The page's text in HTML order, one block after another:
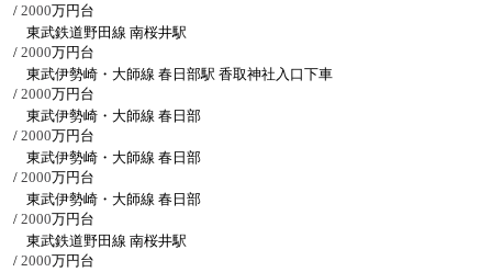
/ 2000万円台
東武鉄道野田線 南桜井駅
/ 2000万円台
東武伊勢崎・大師線 春日部駅 香取神社入口下車
/ 2000万円台
東武伊勢崎・大師線 春日部
/ 2000万円台
東武伊勢崎・大師線 春日部
/ 2000万円台
東武伊勢崎・大師線 春日部
/ 2000万円台
東武鉄道野田線 南桜井駅
/ 2000万円台